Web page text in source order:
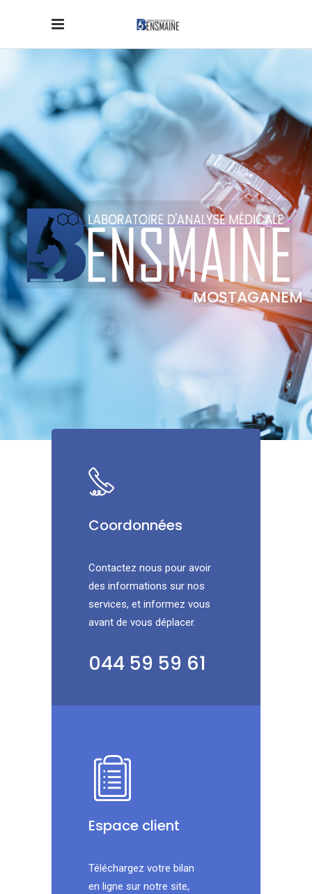
MOSTAGANEM
Coordonnées
Contactez nous pour avoir
des informations sur nos
services, et informez vous
avant de vous déplacer.
044 59 59 61
Espace client
Téléchargez votre bilan
en ligne sur notre site,